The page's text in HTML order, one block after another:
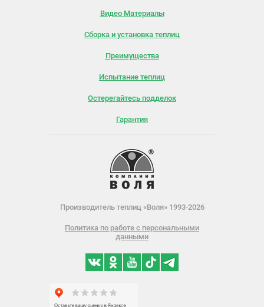
Видео Материалы
Сборка и установка теплиц
Преимущества
Испытание теплиц
Остерегайтесь подделок
Гарантия
Производитель теплиц «Воля» 1993-2026
Политика по работе с персональными
данными